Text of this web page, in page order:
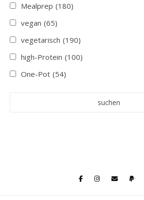
Mealprep (180)
vegan (65)
vegetarisch (190)
high-Protein (100)
One-Pot (54)